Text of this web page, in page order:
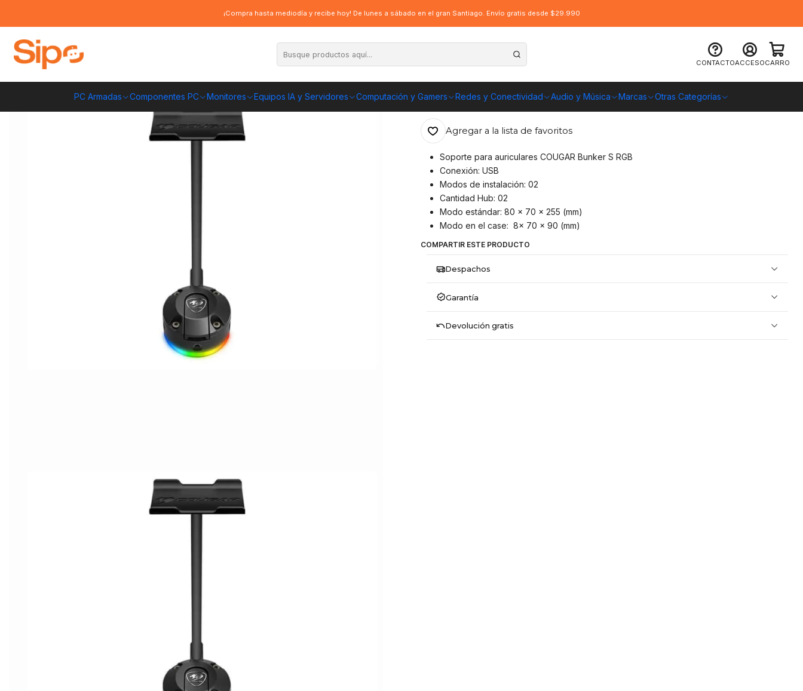
CONTACTOACCESOCARRO
PC Armadas Componentes PC Monitores Equipos IA y Servidores Computación y Gamers Redes y Conectividad Audio y Música Marcas Otras Categorías
¡Compra hasta mediodía y recibe hoy! De lunes a sábado en el gran Santiago. Envío gratis desde $29.990
Soporte Cougar Base para Audífonos con 2 puertos USB - Bunker S RGB
Soporte Cougar Base para Audífonos con 2 puertos
USB - Bunker S RGB
ENVÍO GRATIS A TODO CHILE
Agregar a la lista de favoritos
Soporte para auriculares COUGAR Bunker S RGB
Conexión: USB
Modos de instalación: 02
Cantidad Hub: 02
Modo estándar: 80 x 70 x 255 (mm)
Modo en el case: 8x 70 x 90 (mm)
COMPARTIR ESTE PRODUCTO
Despachos
Garantía
Devolución gratis